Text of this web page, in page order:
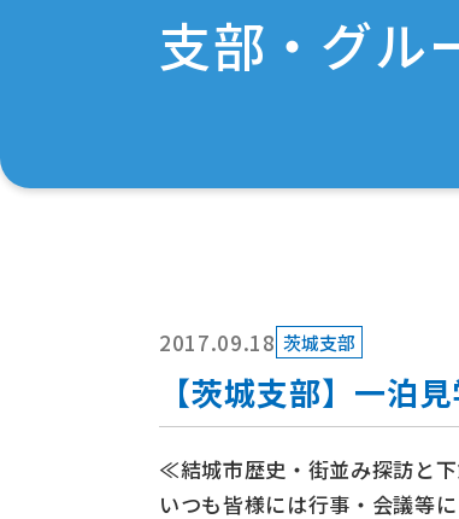
支部・グル
2017.09.18 茨城支部
【茨城支部】一泊
≪結城市歴史・街並み探訪と
いつも皆様には行事・会議等